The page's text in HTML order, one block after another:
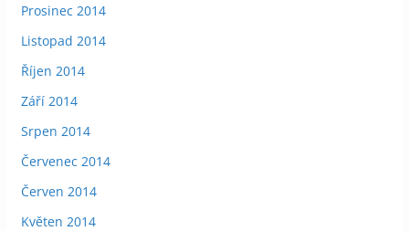
Prosinec 2014
Listopad 2014
Říjen 2014
Září 2014
Srpen 2014
Červenec 2014
Červen 2014
Květen 2014